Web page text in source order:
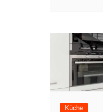
Küche